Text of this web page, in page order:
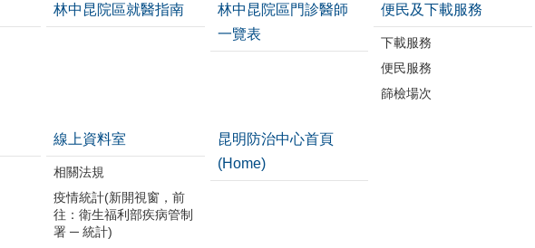
林中昆院區就醫指南
林中昆院區門診醫師
一覽表
便民及下載服務
下載服務
便民服務
篩檢場次
線上資料室
相關法規
疫情統計(新開視窗，前
往：衛生福利部疾病管制
署 ─ 統計)
昆明防治中心首頁
(Home)